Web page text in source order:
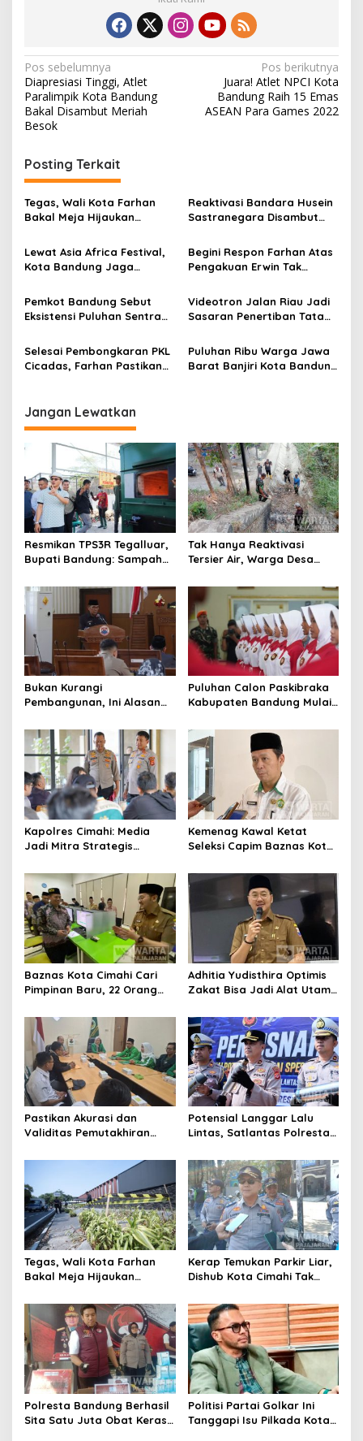
N
a
v
i
g
a
s
i
p
o
s
Pos sebelumnya
Diapresiasi Tinggi, Atlet
Paralimpik Kota Bandung
Bakal Disambut Meriah
Besok
Pos berikutnya
Juara! Atlet NPCI Kota
Bandung Raih 15 Emas
ASEAN Para Games 2022
Posting Terkait
Tegas, Wali Kota Farhan
Bakal Meja Hijaukan
Riau
Reaktivasi Bandara Husein
Sastranegara Disambut
Air Jet
Lewat Asia Africa Festival,
Kota Bandung Jaga
Global
Begini Respon Farhan Atas
Pengakuan Erwin Tak
Pemerintahan
Pemkot Bandung Sebut
Eksistensi Puluhan Sentra
PDRB Terbesar
Videotron Jalan Riau Jadi
Sasaran Penertiban Tata
Selesai Pembongkaran PKL
Cicadas, Farhan Pastikan
Puluhan Ribu Warga Jawa
Barat Banjiri Kota Bandung
Jangan Lewatkan
Resmikan TPS3R Tegalluar,
Bupati Bandung: Sampah
Pemerintah
Tak Hanya Reaktivasi
Tersier Air, Warga Desa
Alternatif di Padalarang
Bukan Kurangi
Pembangunan, Ini Alasan
Pengurangan Belanja
Daerah
Puluhan Calon Paskibraka
Kabupaten Bandung Mulai
Kapolres Cimahi: Media
Jadi Mitra Strategis
Publik
Kemenag Kawal Ketat
Seleksi Capim Baznas Kota
Komisioner Baznas
Berintegritas
Baznas Kota Cimahi Cari
Pimpinan Baru, 22 Orang
Adhitia Yudisthira Optimis
Zakat Bisa Jadi Alat Utama
Kota Cimahi
Pastikan Akurasi dan
Validitas Pemutakhiran
Cimahi Lakukan
Potensial Langgar Lalu
Lintas, Satlantas Polresta
Motor Berknalpot Brong
Tegas, Wali Kota Farhan
Bakal Meja Hijaukan
Riau
Kerap Temukan Parkir Liar,
Dishub Kota Cimahi Tak
Pembinaan
Polresta Bandung Berhasil
Sita Satu Juta Obat Keras
Politisi Partai Golkar Ini
Tanggapi Isu Pilkada Kota